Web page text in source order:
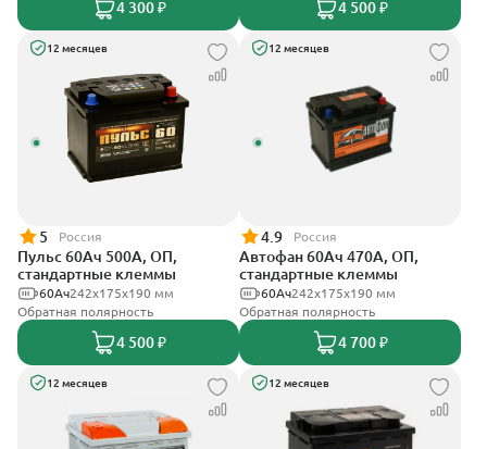
4 300 ₽ 4 500 ₽
12 месяцев
5 Россия
Пульс 60Ач 500А, ОП,
стандартные клеммы
242x175x190 мм
60Ач
Обратная полярность
4 500 ₽
12 месяцев
4.9 Россия
Автофан 60Ач 470А, ОП,
стандартные клеммы
242х175х190 мм
60Ач
Обратная полярность
4 700 ₽
12 месяцев 12 месяцев